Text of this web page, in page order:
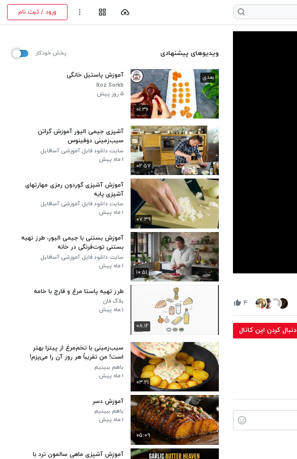
ورود / ثبت نام
۴
دنبال کردن این کانال
ویدیوهای پیشنهادی پخش خودکار
۰۱:۳۶
بعدی آموزش پاستیل خانگی
Roz Sorkh‬
۵ روز پیش
۰۲:۵۷
آشپزی جیمی الیور آموزش گراتن
سیب‌زمینی دوفینوس
سایت دانلود فایل آموزشی آسافایل
۱ ماه پیش
۰۷:۳۹
آموزش آشپزی گوردون رمزی مهارتهای
آشپزی پایه
سایت دانلود فایل آموزشی آسافایل
۱ ماه پیش
۱۰:۵۱
آموزش بستنی با جیمی الیور، طرز تهیه
بستنی توت‌فرنگی در خانه
سایت دانلود فایل آموزشی آسافایل
۱ ماه پیش
۰۸:۱۲
طرز تهیه پاستا مرغ و قارچ با خامه
بلاگ فان
۱ ماه پیش
۰۳:۲۱
سیب‌زمینی با تخم‌مرغ از پیتزا بهتر
است! من تقریباً هر روز آن را می‌پزم!
باهم ببینیم
۱ ماه پیش
۰۵:۰۹
آموزش دسر
باهم ببینیم
۱ ماه پیش
آموزش آشپزی ماهی سالمون ترد با